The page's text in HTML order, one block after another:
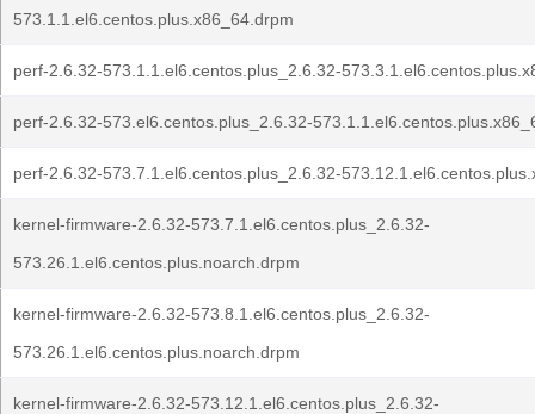
573.1.1.el6.centos.plus.x86_64.drpm
perf-2.6.32-573.1.1.el6.centos.plus_2.6.32-
perf-2.6.32-573.el6.centos.plus_2.6.32-
perf-2.6.32-573.7.1.el6.centos.plus_2.6.32-
kernel-firmware-2.6.32-573.7.1.el6.centos.plus_2.6.32-
573.26.1.el6.centos.plus.noarch.drpm
kernel-firmware-2.6.32-573.8.1.el6.centos.plus_2.6.32-
573.26.1.el6.centos.plus.noarch.drpm
kernel-firmware-2.6.32-573.12.1.el6.centos.plus_2.6.32-